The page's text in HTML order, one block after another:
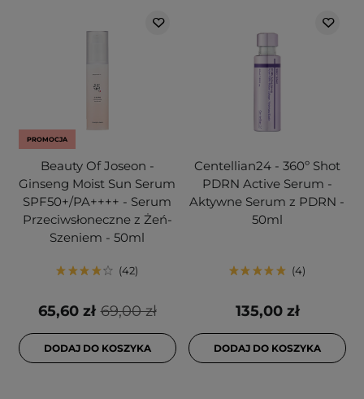
PROMOCJA
Beauty Of Joseon -
Ginseng Moist Sun Serum
SPF50+/PA++++ - Serum
Przeciwsłoneczne z Żeń-
Szeniem - 50ml
42
69,00 zł
65,60 zł
DODAJ DO KOSZYKA
Centellian24 - 360º Shot
PDRN Active Serum -
Aktywne Serum z PDRN -
50ml
4
135,00 zł
DODAJ DO KOSZYKA